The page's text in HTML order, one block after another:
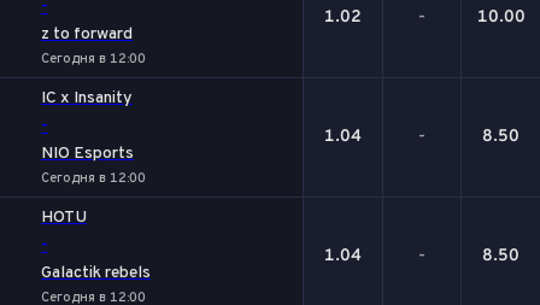
-
z to forward
Сегодня в 12:00
1.02 - 10.00
IC x Insanity
-
NIO Esports
Сегодня в 12:00
1.04 - 8.50
HOTU
-
Galactik rebels
Сегодня в 12:00
1.04 - 8.50